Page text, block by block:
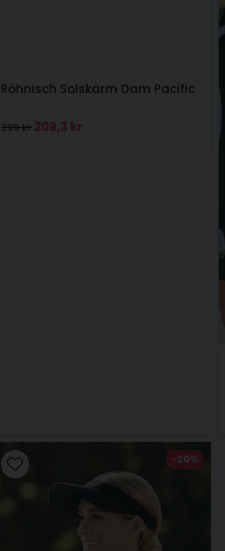
Röhnisch Solskärm Dam Pacific
299 kr 209,3 kr
-20%